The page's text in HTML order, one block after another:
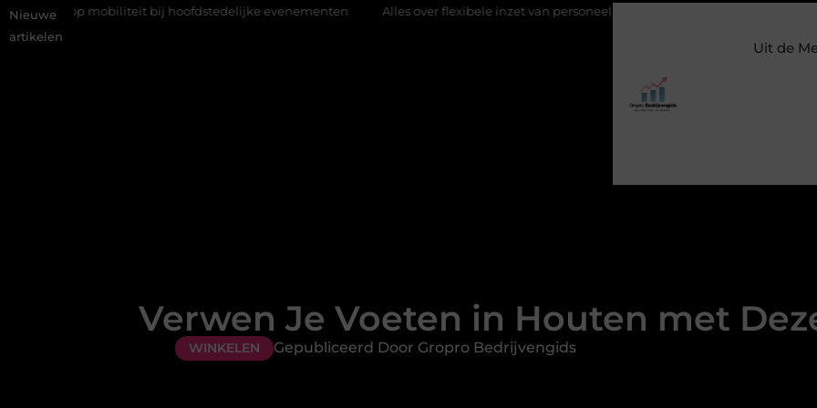
Nieuwe
artikelen
bij hoofdstedelijke evenementen Alles over flexibele inzet van personeel Staalconstructiebedrijf Molenschot:
Uit de
Verwen Je Voeten in Houten met
WINKELEN Gepubliceerd Door Gropro Bedrijvengids